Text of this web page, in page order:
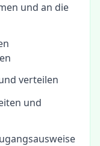
und an die
verteilen
und